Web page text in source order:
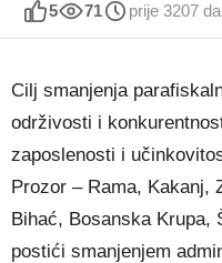
5 71 prije 3207
Cilj smanjenja
održivosti i
zaposlenosti i
Prozor – Rama, Kakanj,
Bihać, Bosanska Krupa,
postići smanjenjem